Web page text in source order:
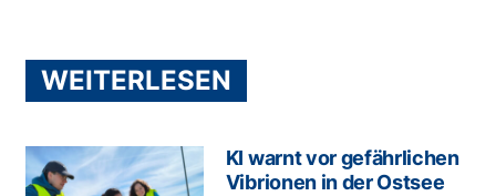
WEITERLESEN
KI warnt vor gefährlichen
Vibrionen in der Ostsee